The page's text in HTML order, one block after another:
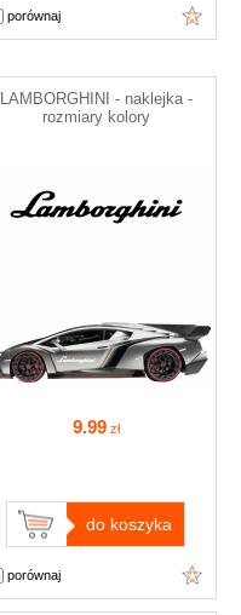
porównaj
LAMBORGHINI - naklejka -
rozmiary kolory
9.99 zł
do koszyka
porównaj